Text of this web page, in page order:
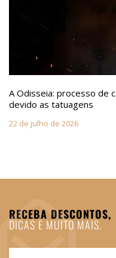
A Odisseia: processo de
devido as tatuagens
22 de julho de 2026
RECEBA DESCONTOS,
DICAS E MUITO MAIS.